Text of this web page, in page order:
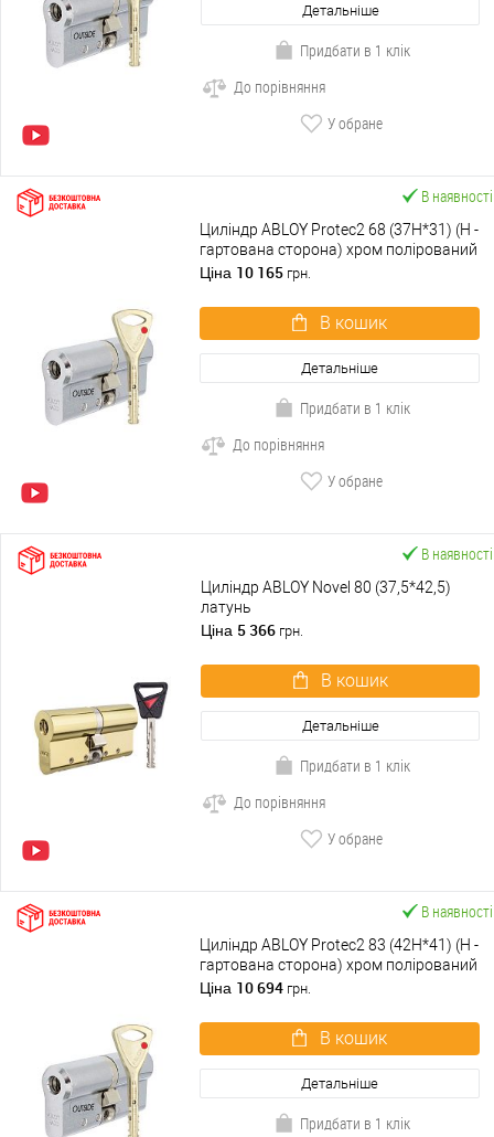
Детальніше
Придбати в 1 клік
До порівняння
У обране
В наявності
Циліндр ABLOY Protec2 68 (37H*31) (H -
гартована сторона) хром полірований
Ціна 10 165 грн.
В кошик
Детальніше
Придбати в 1 клік
До порівняння
У обране
В наявності
Циліндр ABLOY Novel 80 (37,5*42,5)
латунь
Ціна 5 366 грн.
В кошик
Детальніше
Придбати в 1 клік
До порівняння
У обране
В наявності
Циліндр ABLOY Protec2 83 (42H*41) (H -
гартована сторона) хром полірований
Ціна 10 694 грн.
В кошик
Детальніше
Придбати в 1 клік